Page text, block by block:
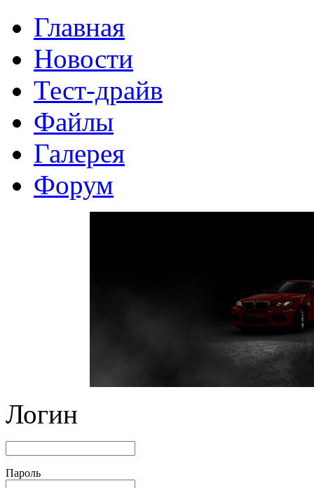
Главная
Новости
Тест-драйв
Файлы
Галерея
Форум
Логин
Пароль